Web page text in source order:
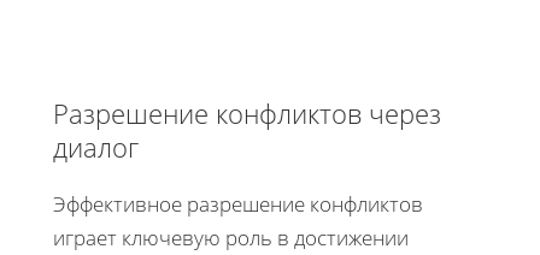
Разрешение конфликтов через
диалог
Эффективное разрешение конфликтов
играет ключевую роль в достижении